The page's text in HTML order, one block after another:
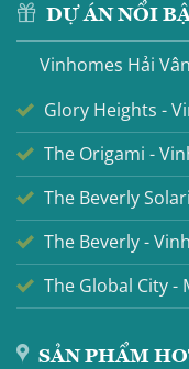
DỰ ÁN NỔI
Vinhomes Hải
Glory Heights -
The Origami -
The Beverly
The Beverly -
The Global City -
SẢN PHẨM